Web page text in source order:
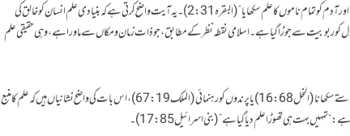
اسلامی تعلیمات علم کو ربانی عطا قرار دیتی ہیں۔ قرآن مجید میں ارشاد ہے: “اور آدم کو تمام ناموں کا علم سکھایا” (البقرہ 2:31)۔ یہ آیت واضح کرتی ہے کہ بنیادی علم انسان کو خالق کی
ربوبیت سے جوڑا گیا ہے۔ اسلامی نقطہ نظر کے مطابق، جو ذات زمان و مکاں سے ماورا ہے، وہی حقیقی علم
فطرت میں پائے جانے والے حیرت انگیز نظام، جیسے شہد کی مکھیوں کو راستے سکھانا (النحل 16:68) یا پرندوں کو رہنمائی (الملک 67:19)، اس بات کی واضح نشانیاں ہیں کہ علم کا منبع
بہت ہی تھوڑا علم دیا گیا ہے” (بنی اسرائیل 17:85)۔